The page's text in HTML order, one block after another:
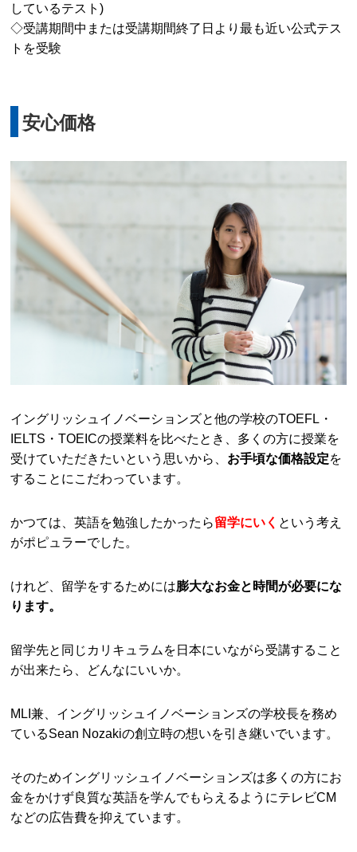
しているテスト)
◇受講期間中または受講期間終了日より最も近い公式テス
トを受験
安心価格
イングリッシュイノベーションズと他の学校のTOEFL・
IELTS・TOEICの授業料を比べたとき、多くの方に授業を
受けていただきたいという思いから、 お手頃な価格設定を
することにこだわっています。
かつては、英語を勉強したかったら留学にいく という考え
がポピュラーでした。
けれど、留学をするためには膨大なお金と時間が必要にな
ります。
留学先と同じカリキュラムを日本にいながら受講すること
が出来たら、どんなにいいか。
MLI兼、イングリッシュイノベーションズの学校長を務め
ているSean Nozakiの創立時の想いを引き継いでいます。
そのためイングリッシュイノベーションズは多くの方にお
金をかけず良質な英語を学んでもらえるようにテレビCM
などの広告費を抑えています。